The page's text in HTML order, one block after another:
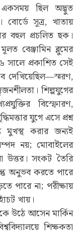
একসময় ছিল অদ্ভুত
বোর্ডে সূত্র, খাতায়
বহুল প্রচলিত ছক।
মূলত বেঞ্জামিন ব্লুমের
সালে প্রকাশিত সেই
দেখিয়েছিল—স্মরণ,
শিল্পযুগের
বিস্ফোরণ,
যুগে এসে প্রশ্ন
করার জন্যই
নয়; মোবাইলের
উত্তর। সংকট তৈরি
অনুভব করতে পারে
পারে না; পরীক্ষায়
খায়।
উঠে আসেন মার্কিন
শিক্ষকতা